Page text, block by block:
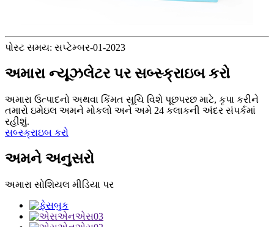
પોસ્ટ સમય: સપ્ટેમ્બર-01-2023
અમારા ન્યૂઝલેટર પર સબ્સ્ક્રાઇબ કરો
અમારા ઉત્પાદનો અથવા કિંમત સૂચિ વિશે પૂછપરછ માટે, કૃપા કરીને
તમારો ઇમેઇલ અમને મોકલો અને અમે 24 કલાકની અંદર સંપર્કમાં
રહીશું.
સબ્સ્ક્રાઇબ કરો
અમને અનુસરો
અમારા સોશિયલ મીડિયા પર